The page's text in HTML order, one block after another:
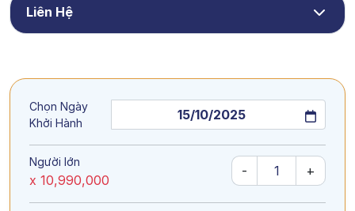
Liên Hệ
Chọn Ngày
Khởi Hành
Người lớn
x 10,990,000
- +